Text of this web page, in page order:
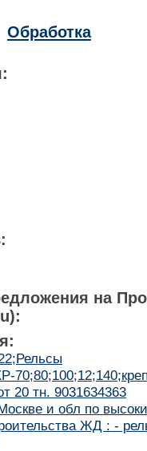
Обработка
на
20 тн. 9031634363
и обл по
ЖД : -